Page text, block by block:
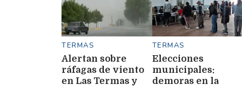
TERMAS
Alertan sobre
ráfagas de viento
en Las Termas y
TERMAS
Elecciones
municipales:
demoras en la